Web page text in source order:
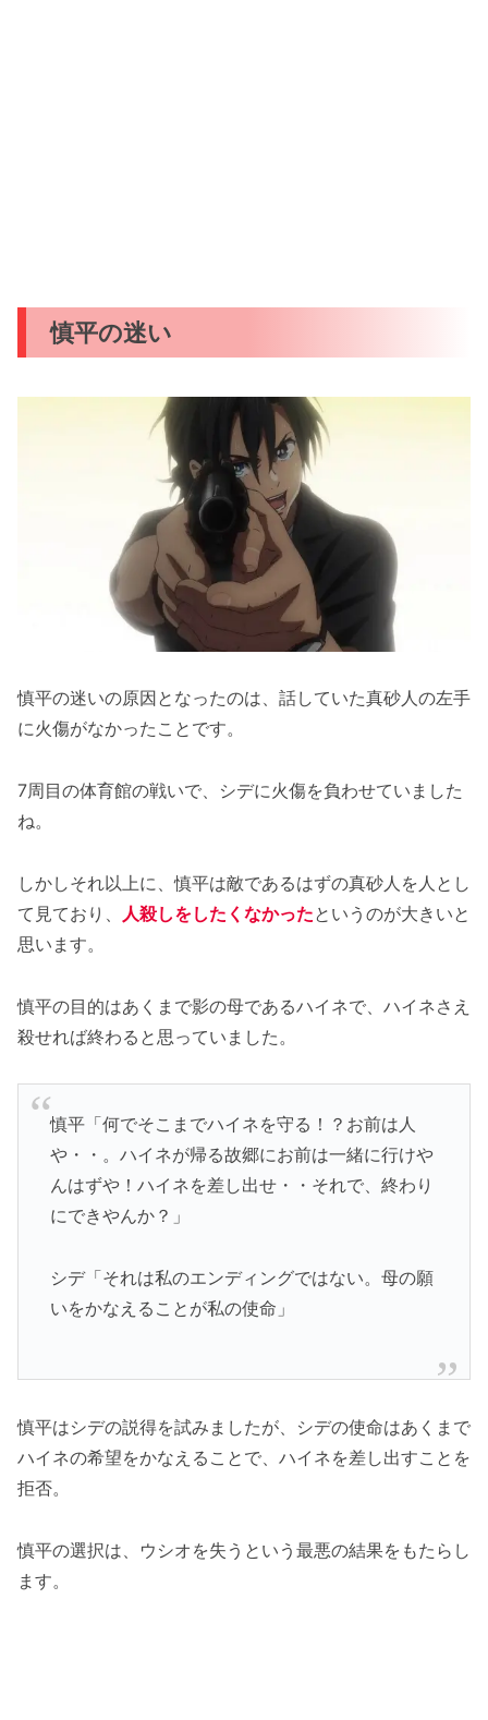
慎平の迷い
慎平の迷いの原因となったのは、話していた真砂人の左手
に火傷がなかったことです。
7周目の体育館の戦いで、シデに火傷を負わせていました
ね。
しかしそれ以上に、慎平は敵であるはずの真砂人を人とし
て見ており、 人殺しをしたくなかったというのが大きいと
思います。
慎平の目的はあくまで影の母であるハイネで、ハイネさえ
殺せれば終わると思っていました。
慎平「何でそこまでハイネを守る！？お前は人
や・・。ハイネが帰る故郷にお前は一緒に行けや
んはずや！ハイネを差し出せ・・それで、終わり
にできやんか？」
シデ「それは私のエンディングではない。母の願
いをかなえることが私の使命」
慎平はシデの説得を試みましたが、シデの使命はあくまで
ハイネの希望をかなえることで、ハイネを差し出すことを
拒否。
慎平の選択は、ウシオを失うという最悪の結果をもたらし
ます。